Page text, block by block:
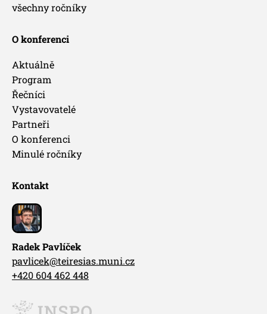
všechny ročníky
O konferenci
Aktuálně
Program
Řečníci
Vystavovatelé
Partneři
O konferenci
Minulé ročníky
Kontakt
Radek Pavlíček
pavlicek@teiresias.muni.cz
+420 604 462 448